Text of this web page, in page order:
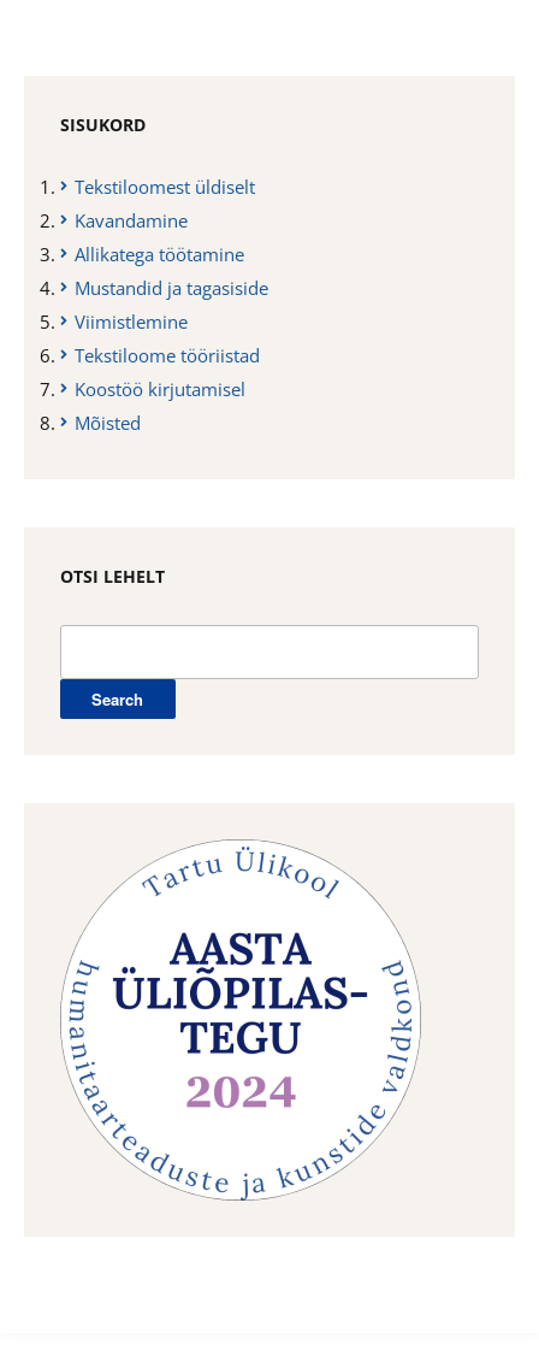
SISUKORD
Tekstiloomest üldiselt
Kavandamine
Allikatega töötamine
Mustandid ja tagasiside
Viimistlemine
Tekstiloome tööriistad
Koostöö kirjutamisel
Mõisted
OTSI LEHELT